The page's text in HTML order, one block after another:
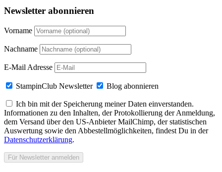
Newsletter abonnieren
Vorname
Nachname
E-Mail Adresse
StampinClub Newsletter Blog abonnieren
Ich bin mit der Speicherung meiner Daten einverstanden.
Informationen zu den Inhalten, der Protokollierung der Anmeldung,
dem Versand über den US-Anbieter MailChimp, der statistischen
Auswertung sowie den Abbestellmöglichkeiten, findest Du in der
Datenschutzerklärung.